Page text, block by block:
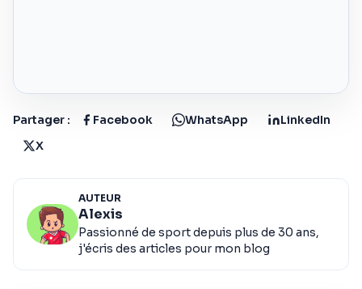
Partager : Facebook WhatsApp
LinkedIn
X
AUTEUR
Alexis
Passionné de sport depuis plus de 30 ans,
j'écris des articles pour mon blog